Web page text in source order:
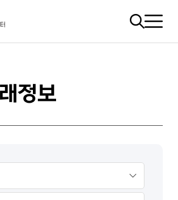
정보